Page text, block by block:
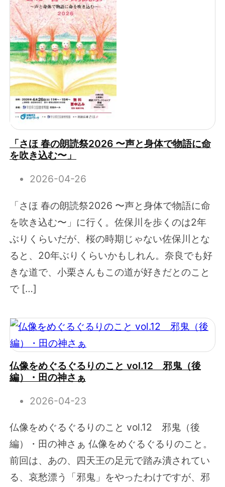
「さほ 春の朗読祭2026 〜声と身体で物語に命
を吹き込む〜」
2026-04-26
「さほ 春の朗読祭2026 〜声と身体で物語に命
を吹き込む〜」に行く。佐保川を歩くのは2年
ぶりくらいだが、桜の時期じゃない佐保川とな
ると、20年ぶりくらいかもしれん。奈良でも好
きな道で、小栗さんもこの道が好きだとのこと
で […]
仏像をめぐるぐるりのこと vol.12 邪鬼（後
編）・田の神さぁ
2026-04-23
仏像をめぐるぐるりのこと vol.12 邪鬼（後
編）・田の神さぁ 仏像をめぐるぐるりのこと。
前回は、あの、四天王の足元で踏み潰されてい
る、哀愁漂う「邪鬼」をやったわけですが、邪